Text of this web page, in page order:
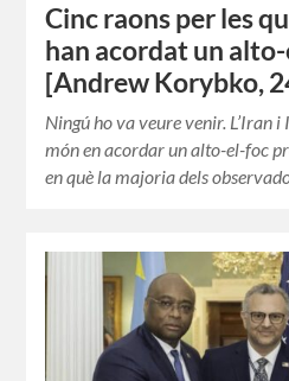
Cinc raons per les
han acordat un
[Andrew Korybko,
Ningú ho va veure venir. L’Iran
món en acordar un alto-el-foc
en què la majoria dels